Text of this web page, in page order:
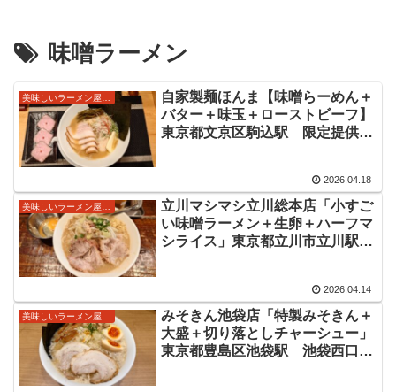
味噌ラーメン
自家製麺ほんま【味噌らーめん＋
バター＋味玉＋ローストビーフ】
東京都文京区駒込駅 限定提供の
2026.04.18
美味しいラーメン屋さん
立川マシマシ立川総本店「小すご
い味噌ラーメン＋生卵＋ハーフマ
シライス」東京都立川市立川駅
2026.04.14
みそきん池袋店「特製みそきん＋
大盛＋切り落としチャーシュー」
東京都豊島区池袋駅 池袋西口に